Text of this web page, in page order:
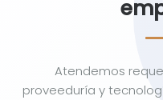
Atendemos
proveeduría y